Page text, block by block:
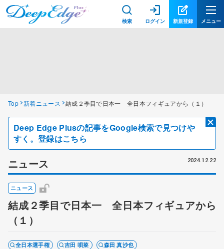
検索 ログイン 新規登録 メニュー
Top 新着ニュース 結成２季目で日本一 全日本フィギュアから（１）
Deep Edge Plusの記事をGoogle検索で見つけや
すく。登録はこちら
ニュース 2024.12.22
ニュース
結成２季目で日本一 全日本フィギュアから
（１）
全日本選手権 吉田 唄菜 森田 真沙也